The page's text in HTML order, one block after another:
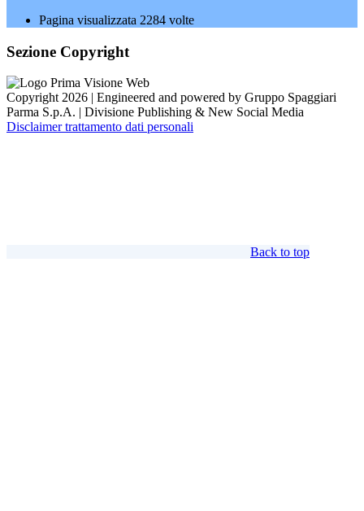
Pagina visualizzata 2284 volte
Sezione Copyright
Copyright 2026 | Engineered and powered by Gruppo Spaggiari
Parma S.p.A. | Divisione Publishing & New Social Media
Disclaimer trattamento dati personali
Back to top